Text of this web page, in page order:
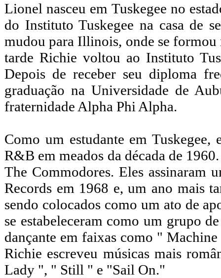
Lionel nasceu em Tuskegee no
do Instituto Tuskegee na casa de
mudou para Illinois, onde se
tarde Richie voltou ao Instituto
Depois de receber seu diploma
graduação na Universidade de
fraternidade Alpha Phi Alpha.
Como um estudante em
R&B em meados da década de
The Commodores. Eles assinaram
Records em 1968 e, um ano mais
sendo colocados como um ato de
se estabeleceram como um grupo
dançante em faixas como "
Richie escreveu músicas mais
Lady ", " Still " e "Sail On."